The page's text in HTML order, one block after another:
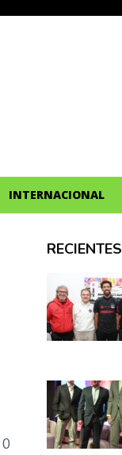
INTERNACIONAL
0
RECIENTES